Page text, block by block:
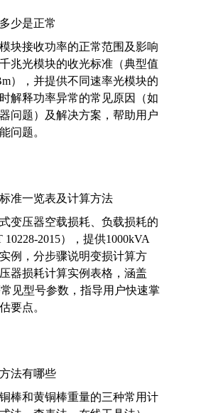
少是正常
块接收功率的正常范围及影响
兆光模块的收光标准（典型值
），并提供不同速率光模块的
解释功率异常的常见原因（如
问题）及解决方案，帮助用户
问题。
准一览表及计算方法
变压器空载损耗、负载损耗的
2015），提供1000kVA
例，分步骤说明变损计算方
器损耗计算实例表格，涵盖
常见型号参数，指导用户快速掌
要点。
法有哪些
棒和黄铜棒重量的三种常用计